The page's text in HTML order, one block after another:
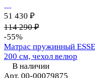
51 430 ₽
114 290 ₽
-55%
Матрас пружинный
200 см, чехол велюр
В наличии
Арт. 00-00079875